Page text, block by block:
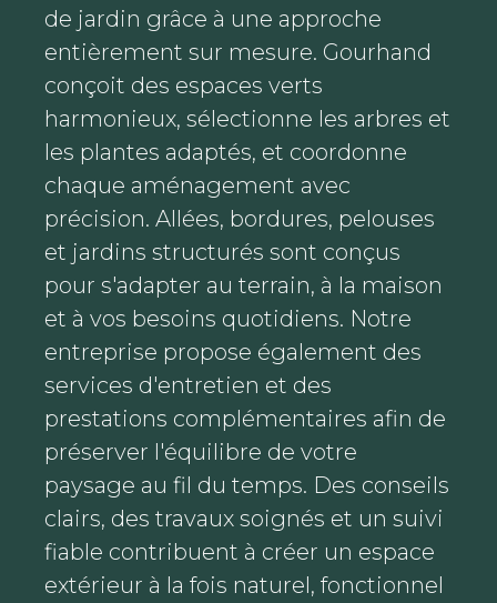
de jardin grâce à une approche
entièrement sur mesure. Gourhand
conçoit des espaces verts
harmonieux, sélectionne les arbres et
les plantes adaptés, et coordonne
chaque aménagement avec
précision. Allées, bordures, pelouses
et jardins structurés sont conçus
pour s'adapter au terrain, à la maison
et à vos besoins quotidiens. Notre
entreprise propose également des
services d'entretien et des
prestations complémentaires afin de
préserver l'équilibre de votre
paysage au fil du temps. Des conseils
clairs, des travaux soignés et un suivi
fiable contribuent à créer un espace
extérieur à la fois naturel, fonctionnel